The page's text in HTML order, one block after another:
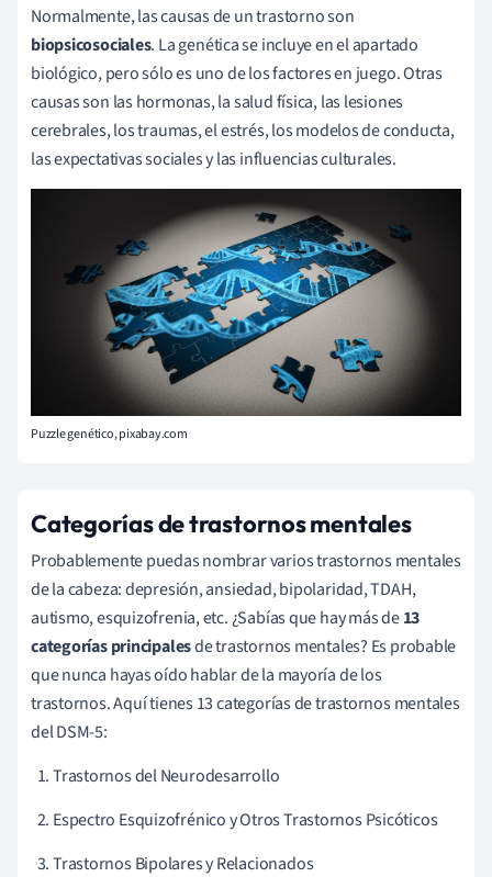
Normalmente, las causas de un trastorno son
biopsicosociales. La genética se incluye en el apartado
biológico, pero sólo es uno de los factores en juego. Otras
causas son las hormonas, la salud física, las lesiones
cerebrales, los traumas, el estrés, los modelos de conducta,
las expectativas sociales y las influencias culturales.
Puzzle genético, pixabay.com
Categorías de trastornos mentales
Probablemente puedas nombrar varios trastornos mentales
de la cabeza: depresión, ansiedad, bipolaridad, TDAH,
autismo, esquizofrenia, etc. ¿Sabías que hay más de13
categorías principalesde trastornos mentales? Es probable
que nunca hayas oído hablar de la mayoría de los
trastornos. Aquí tienes 13 categorías de trastornos mentales
del DSM-5:
Trastornos del Neurodesarrollo
Espectro Esquizofrénico y Otros Trastornos Psicóticos
Trastornos Bipolares y Relacionados